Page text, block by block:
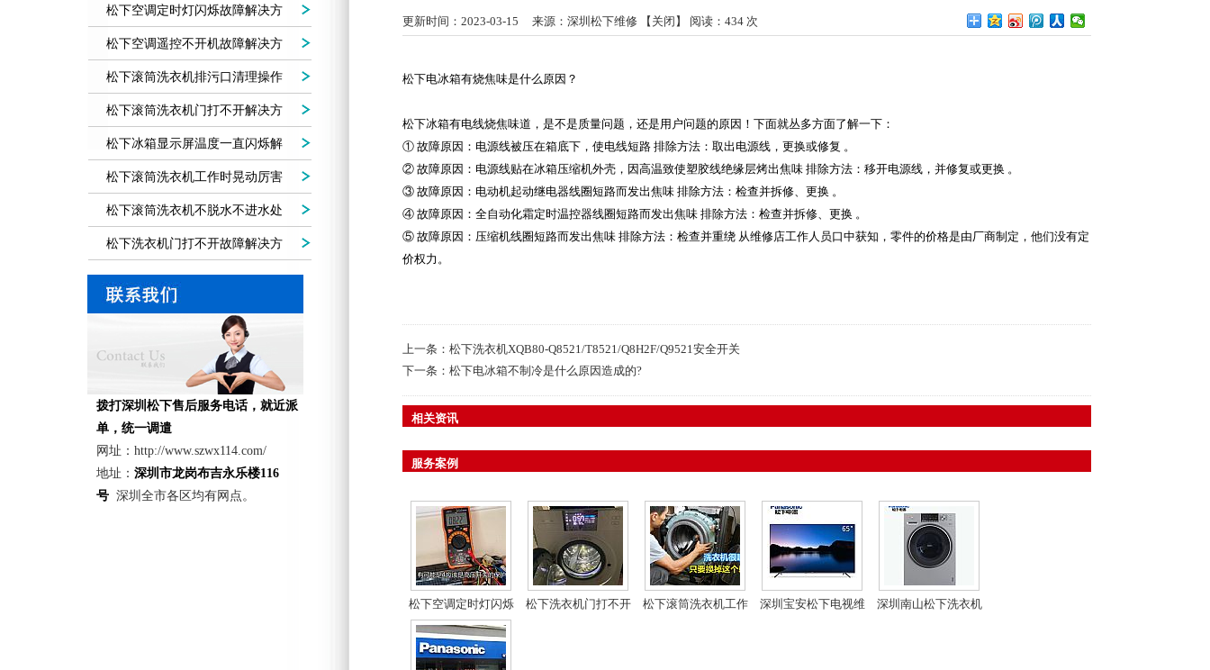
更新时间：2023-03-15 来源：深圳松下维修 【 关闭 】 阅读：434 次
松下电冰箱有烧焦味是什么原因？
松下冰箱有电线烧焦味道，是不是质量问题，还是用户问题的原因！下面就丛多方面了解一下：
① 故障原因：电源线被压在箱底下，使电线短路 排除方法：取出电源线，更换或修复 。
② 故障原因：电源线贴在冰箱压缩机外壳，因高温致使塑胶线绝缘层烤出焦味 排除方法：移开电源线，并修复或更换 。
③ 故障原因：电动机起动继电器线圈短路而发出焦味 排除方法：检查并拆修、更换 。
④ 故障原因：全自动化霜定时温控器线圈短路而发出焦味 排除方法：检查并拆修、更换 。
⑤ 故障原因：压缩机线圈短路而发出焦味 排除方法：检查并重绕 从维修店工作人员口中获知，零件的价格是由厂商制定，他们没有定
价权力。
上一条：松下洗衣机XQB80-Q8521/T8521/Q8H2F/Q9521安全开关
下一条：松下电冰箱不制冷是什么原因造成的?
相关资讯
服务案例
松下空调定时灯闪烁
故障解决方法
松下洗衣机门打不开
松下滚筒洗衣机工作
深圳宝安松下电视维
深圳南山松下洗衣机
松下空调定时灯闪烁故障解决方
法
松下空调遥控不开机故障解决方
法
松下滚筒洗衣机排污口清理操作
方法
松下滚筒洗衣机门打不开解决方
法
松下冰箱显示屏温度一直闪烁解
决方法
松下滚筒洗衣机工作时晃动厉害
噪音大
松下滚筒洗衣机不脱水不进水处
理方法
松下洗衣机门打不开故障解决方
法
拨打深圳松下售后服务电话，就近派
单，统一调遣
网址：http://www.szwx114.com/
地址： 深圳市龙岗布吉永乐楼116
号 深圳全市各区均有网点。